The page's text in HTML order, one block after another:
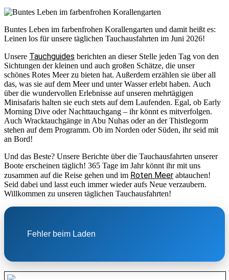
Buntes Leben im farbenfrohen Korallengarten und damit heißt es:
Leinen los für unsere täglichen Tauchausfahrten im Juni 2026!
Unsere Tauchguides berichten an dieser Stelle jeden Tag von den
Sichtungen der kleinen und auch großen Schätze, die unser
schönes Rotes Meer zu bieten hat. Außerdem erzählen sie über all
das, was sie auf dem Meer und unter Wasser erlebt haben. Auch
über die wundervollen Erlebnisse auf unseren mehrtägigen
Minisafaris halten sie euch stets auf dem Laufenden. Egal, ob Early
Morning Dive oder Nachttauchgang – ihr könnt es mitverfolgen.
Auch Wracktauchgänge in Abu Nuhas oder an der Thistlegorm
stehen auf dem Programm. Ob im Norden oder Süden, ihr seid mit
an Bord!
Und das Beste? Unsere Berichte über die Tauchausfahrten unserer
Boote erscheinen täglich! 365 Tage im Jahr könnt ihr mit uns
zusammen auf die Reise gehen und im Roten Meer abtauchen!
Seid dabei und lasst euch immer wieder aufs Neue verzaubern.
Willkommen zu unseren täglichen Tauchausfahrten!
Fehler beim Laden